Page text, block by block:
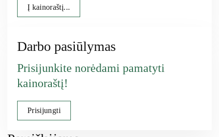
Į kainoraštį...
Darbo pasiūlymas
Prisijunkite norėdami pamatyti
kainoraštį!
Prisijungti